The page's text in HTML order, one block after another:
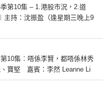
第10集 – 1.港股市況，2.道
主持：沈振盈（逢星期三晚上9
10集︰唔係李賢，都唔係林秀
寶堅 嘉賓：李然 Leanne Li